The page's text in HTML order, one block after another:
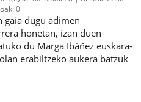
0
gaia dugu adimen
honetan, izan duen
du Marga Ibáñez euskara-
erabiltzeko aukera batzuk